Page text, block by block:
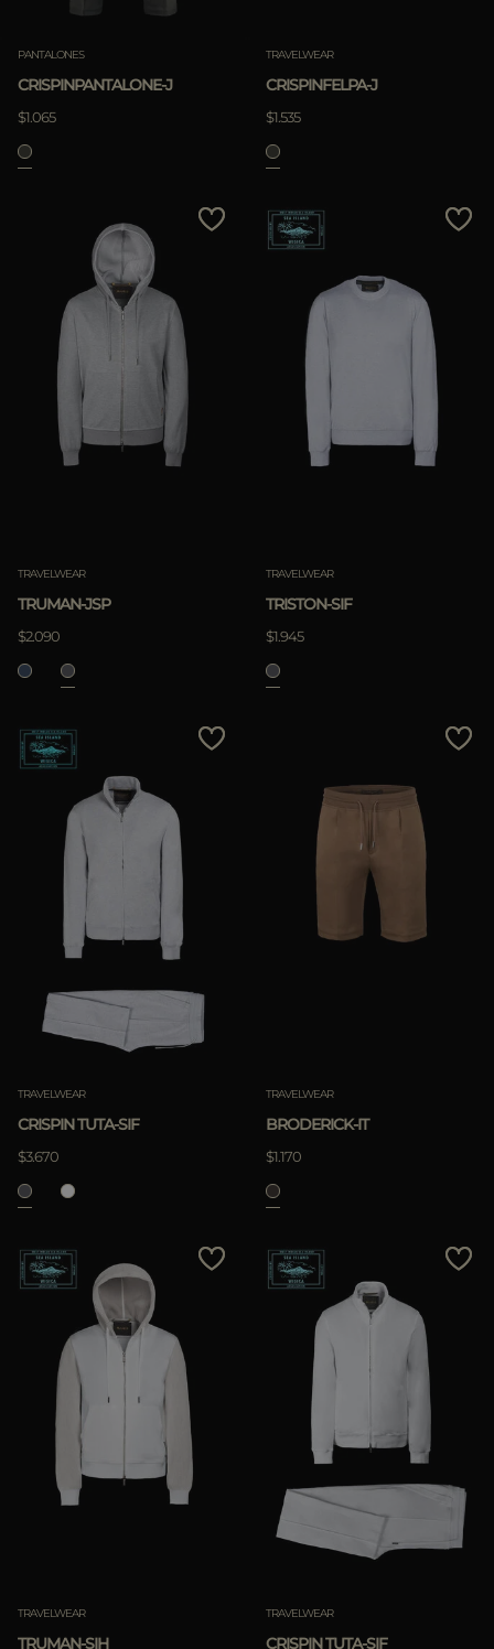
PANTALONES
CRISPINPANTALONE-J
$1.065
TRAVELWEAR
CRISPINFELPA-J
$1.535
TRAVELWEAR
TRUMAN-JSP
$2.090
TRAVELWEAR
TRISTON-SIF
$1.945
TRAVELWEAR
CRISPIN TUTA-SIF
$3.670
TRAVELWEAR
BRODERICK-IT
$1.170
TRAVELWEAR
TRUMAN-SIH
TRAVELWEAR
CRISPIN TUTA-SIF